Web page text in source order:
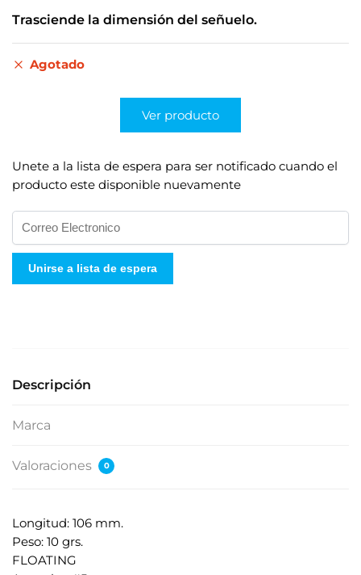
Trasciende la dimensión del señuelo.
Agotado
Ver producto
Unete a la lista de espera para ser notificado cuando el
producto este disponible nuevamente
n
g
d
r
c
ó
n
d
Unirse a lista de espera
Descripción
Marca
Valoraciones 0
Longitud: 106 mm.
Peso: 10 grs.
FLOATING